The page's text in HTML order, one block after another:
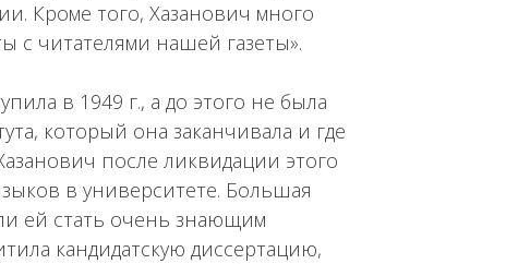
Кроме того, Хазанович много
с читателями нашей газеты».
в 1949 г., а до этого не была
который она заканчивала и где
после ликвидации этого
в университете. Большая
ей стать очень знающим
кандидатскую диссертацию,